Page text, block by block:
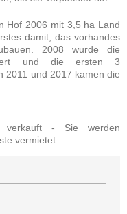
Hof 2006 mit 3,5 ha Land
damit, das vorhandes
2008 wurde die
und die ersten 3
2011 und 2017 kamen die
verkauft - Sie werden
vermietet.